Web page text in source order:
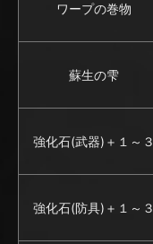
ワープの巻物
蘇生の雫
強化石(武器)＋１～３
強化石(防具)＋１～３